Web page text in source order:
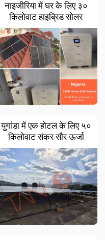
नाइजीरिया में घर के लिए ३०
किलोवाट हाइब्रिड सोलर
सिस्टम
युगांडा में एक होटल के लिए ५०
किलोवाट संकर सौर ऊर्जा
प्रणाली